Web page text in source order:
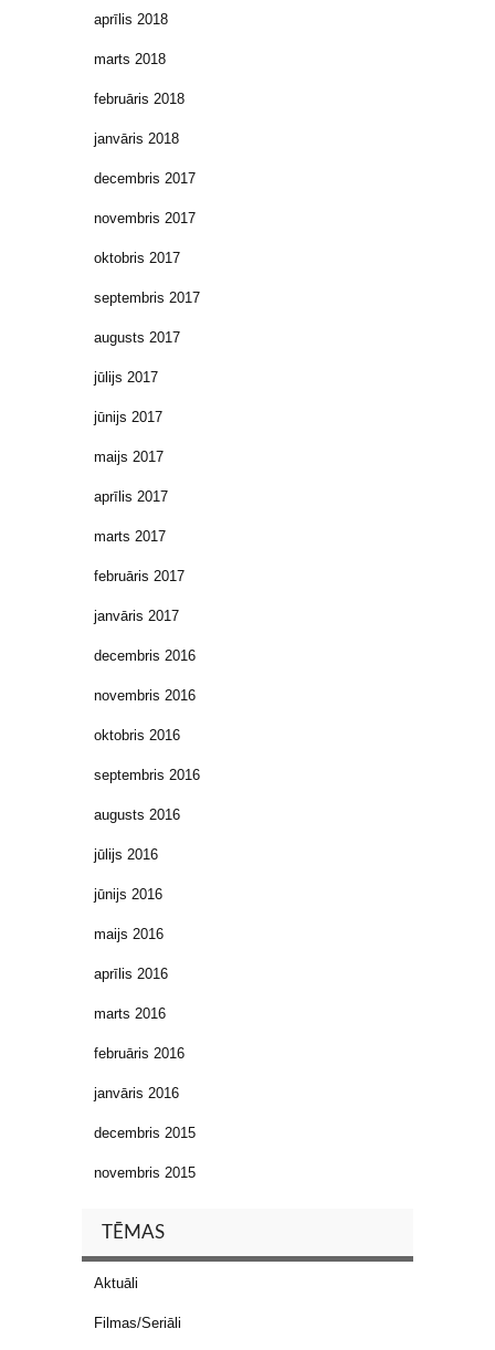
aprīlis 2018
marts 2018
februāris 2018
janvāris 2018
decembris 2017
novembris 2017
oktobris 2017
septembris 2017
augusts 2017
jūlijs 2017
jūnijs 2017
maijs 2017
aprīlis 2017
marts 2017
februāris 2017
janvāris 2017
decembris 2016
novembris 2016
oktobris 2016
septembris 2016
augusts 2016
jūlijs 2016
jūnijs 2016
maijs 2016
aprīlis 2016
marts 2016
februāris 2016
janvāris 2016
decembris 2015
novembris 2015
TĒMAS
Aktuāli
Filmas/Seriāli